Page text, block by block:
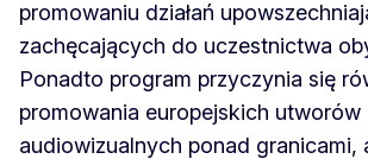
promowaniu działań
zachęcających do uczestnictwa
Ponadto program przyczynia się
promowania europejskich utworów
audiowizualnych ponad granicami,